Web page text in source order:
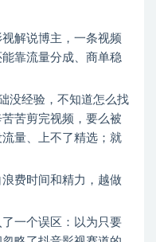
解说博主，一条视频
靠流量分成、商单稳
没经验，不知道怎么找
苦剪完视频，要么被
量、上不了精选；就
费时间和精力，越做
一个误区：以为只要